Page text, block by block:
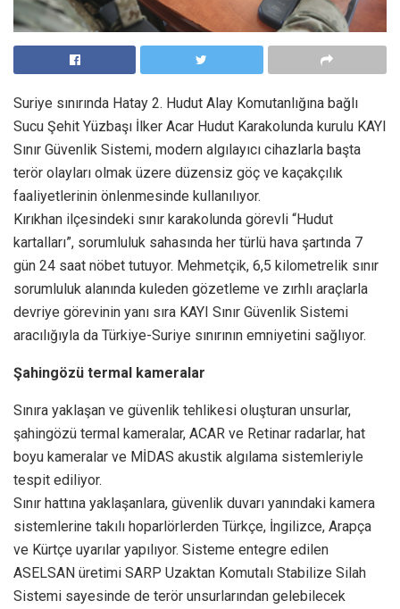
Suriye sınırında Hatay 2. Hudut Alay Komutanlığına bağlı
Sucu Şehit Yüzbaşı İlker Acar Hudut Karakolunda kurulu KAYI
Sınır Güvenlik Sistemi, modern algılayıcı cihazlarla başta
terör olayları olmak üzere düzensiz göç ve kaçakçılık
faaliyetlerinin önlenmesinde kullanılıyor.
Kırıkhan ilçesindeki sınır karakolunda görevli “Hudut
kartalları”, sorumluluk sahasında her türlü hava şartında 7
gün 24 saat nöbet tutuyor. Mehmetçik, 6,5 kilometrelik sınır
sorumluluk alanında kuleden gözetleme ve zırhlı araçlarla
devriye görevinin yanı sıra KAYI Sınır Güvenlik Sistemi
aracılığıyla da Türkiye-Suriye sınırının emniyetini sağlıyor.
Şahingözü termal kameralar
Sınıra yaklaşan ve güvenlik tehlikesi oluşturan unsurlar,
şahingözü termal kameralar, ACAR ve Retinar radarlar, hat
boyu kameralar ve MİDAS akustik algılama sistemleriyle
tespit ediliyor.
Sınır hattına yaklaşanlara, güvenlik duvarı yanındaki kamera
sistemlerine takılı hoparlörlerden Türkçe, İngilizce, Arapça
ve Kürtçe uyarılar yapılıyor. Sisteme entegre edilen
ASELSAN üretimi SARP Uzaktan Komutalı Stabilize Silah
Sistemi sayesinde de terör unsurlarından gelebilecek